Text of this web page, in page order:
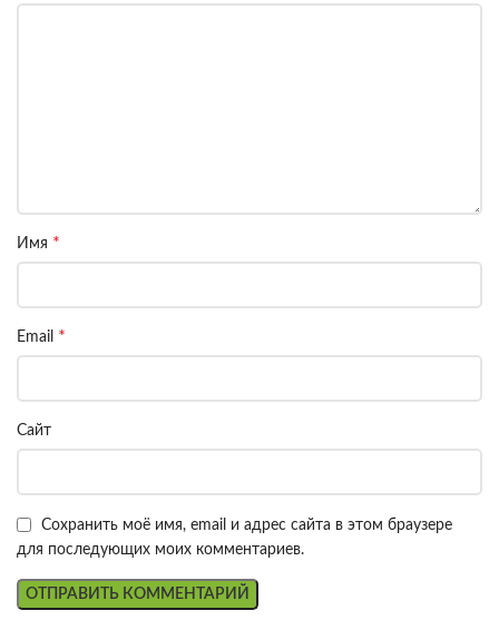
Имя *
Email *
Сайт
Сохранить моё имя, email и адрес сайта в этом браузере
для последующих моих комментариев.